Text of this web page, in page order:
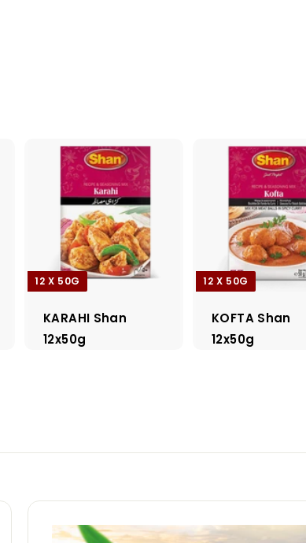
12 X 50G
KARAHI Shan
12x50g
12 X 50G
KOFTA Shan
12x50g